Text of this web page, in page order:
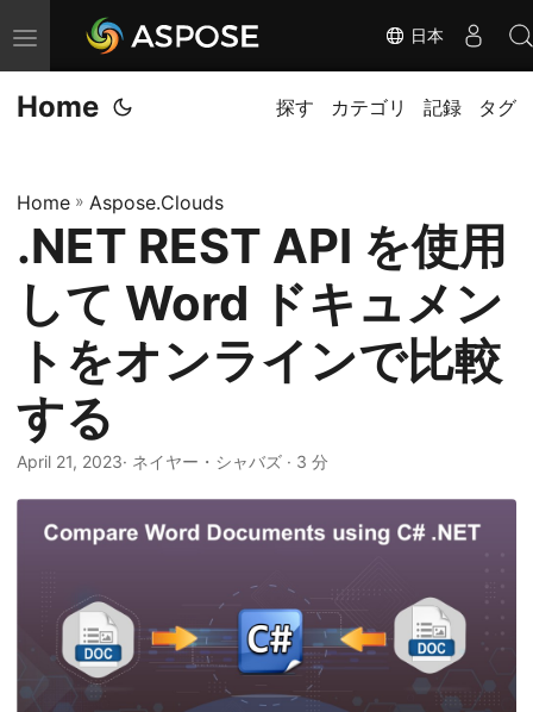
ナ
ビ
ゲ
ョ
ン
切
り
え
日本
Home 探す カテゴリ 記録 タグ
Home » Aspose.Clouds
.NET REST API を使用
して Word ドキュメン
トをオンラインで比較
する
April 21, 2023· ネイヤー・シャバズ · 3 分